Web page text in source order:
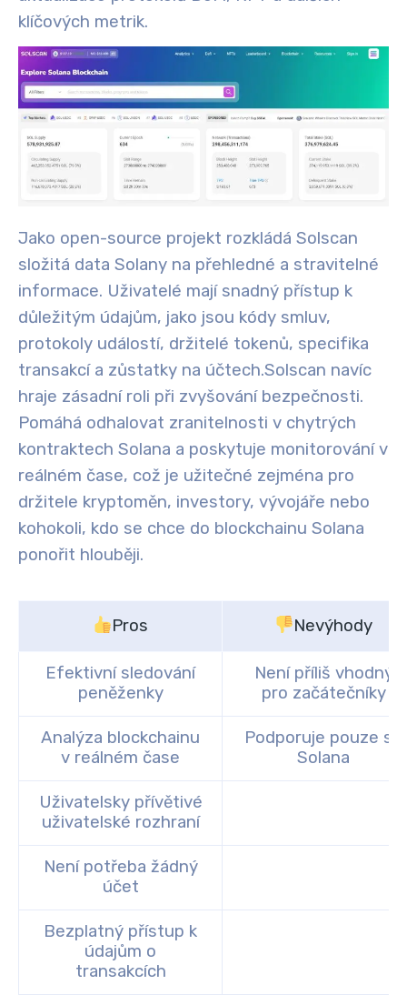
klíčových metrik.
Jako open-source projekt rozkládá Solscan
složitá data Solany na přehledné a stravitelné
informace. Uživatelé mají snadný přístup k
důležitým údajům, jako jsou kódy smluv,
protokoly událostí, držitelé tokenů, specifika
transakcí a zůstatky na účtech.Solscan navíc
hraje zásadní roli při zvyšování bezpečnosti.
Pomáhá odhalovat zranitelnosti v chytrých
kontraktech Solana a poskytuje monitorování v
reálném čase, což je užitečné zejména pro
držitele kryptoměn, investory, vývojáře nebo
kohokoli, kdo se chce do blockchainu Solana
ponořit hlouběji.
Pros Nevýhody
Efektivní sledování
peněženky
Není příliš vhodný
pro začátečníky
Analýza blockchainu
v reálném čase
Podporuje pouze síť
Solana
Uživatelsky přívětivé
uživatelské rozhraní
Není potřeba žádný
účet
Bezplatný přístup k
údajům o
transakcích